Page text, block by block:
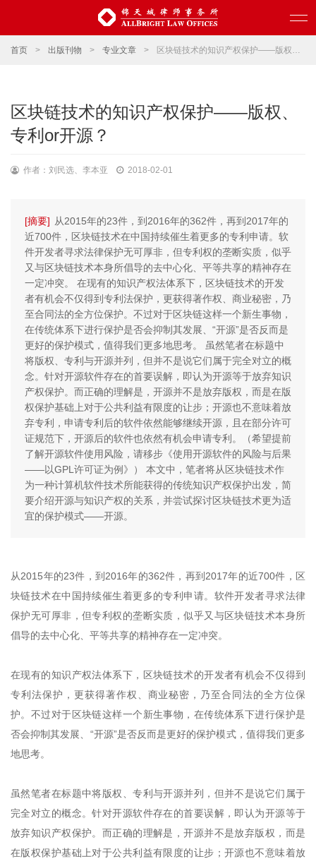
首页 > 出版刊物 > 专业文章 > 区块链技术的知识产权保护——版权、专利or开源？
区块链技术的知识产权保护——版权、
专利or开源？
作者：刘民选、李本亚 2018-02-01
[摘要] 从2015年的23件，到2016年的362件，再到2017年的
近700件，区块链技术在中国持续催生着更多的专利申请。软
件开发者寻求法律保护无可厚非，但专利权的垄断实质，似乎
又与区块链技术本身所倡导的去中心化、平等共享的精神存在
一定冲突。 在现有的知识产权法体系下，区块链技术的开发
者有机会不仅得到专利法保护，更获得著作权、商业秘密，乃
至合同法的全方位保护。不过对于区块链这样一个新生事物，
在传统体系下进行保护是否会抑制其发展、“开源”是否反而是
更好的保护模式，值得我们更多地思考。 虽然笔者在标题中
将版权、专利与开源并列，但并不是说它们属于完全对立的概
念。针对开源软件存在的首要误解，即认为开源等于放弃知识
产权保护。而正确的理解是，开源并不是放弃版权，而是在版
权保护基础上对于公共利益有限度的让步；开源也不意味着放
弃专利，申请专利后的软件依然能够继续开源，且在部分许可
证规范下，开源后的软件也依然有机会申请专利。（希望提前
了解开源软件使用风险，请移步《使用开源软件的风险与后果
——以GPL许可证为例》） 本文中，笔者将从区块链技术作
为一种计算机软件技术所能获得的传统知识产权保护出发，简
要介绍开源与知识产权的关系，并尝试探讨区块链技术更为适
宜的保护模式——开源。
从2015年的23件，到2016年的362件，再到2017年的近700件，区
块链技术在中国持续催生着更多的专利申请。软件开发者寻求法律
保护无可厚非，但专利权的垄断实质，似乎又与区块链技术本身所
倡导的去中心化、平等共享的精神存在一定冲突。
在现有的知识产权法体系下，区块链技术的开发者有机会不仅得到
专利法保护，更获得著作权、商业秘密，乃至合同法的全方位保
护。不过对于区块链这样一个新生事物，在传统体系下进行保护是
否会抑制其发展、“开源”是否反而是更好的保护模式，值得我们更多
地思考。
虽然笔者在标题中将版权、专利与开源并列，但并不是说它们属于
完全对立的概念。针对开源软件存在的首要误解，即认为开源等于
放弃知识产权保护。而正确的理解是，开源并不是放弃版权，而是
在版权保护基础上对于公共利益有限度的让步；开源也不意味着放